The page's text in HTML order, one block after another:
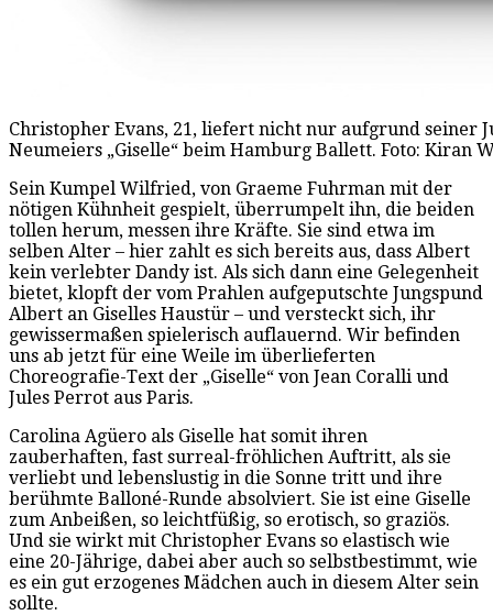
Christopher Evans, 21, liefert nicht nur aufgrund seiner
Neumeiers „Giselle“ beim Hamburg Ballett. Foto: Kiran
Sein Kumpel Wilfried, von Graeme Fuhrman mit der
nötigen Kühnheit gespielt, überrumpelt ihn, die beiden
tollen herum, messen ihre Kräfte. Sie sind etwa im
selben Alter – hier zahlt es sich bereits aus, dass Albert
kein verlebter Dandy ist. Als sich dann eine Gelegenheit
bietet, klopft der vom Prahlen aufgeputschte Jungspund
Albert an Giselles Haustür – und versteckt sich, ihr
gewissermaßen spielerisch auflauernd. Wir befinden
uns ab jetzt für eine Weile im überlieferten
Choreografie-Text der „Giselle“ von Jean Coralli und
Jules Perrot aus Paris.
Carolina Agüero als Giselle hat somit ihren
zauberhaften, fast surreal-fröhlichen Auftritt, als sie
verliebt und lebenslustig in die Sonne tritt und ihre
berühmte Balloné-Runde absolviert. Sie ist eine Giselle
zum Anbeißen, so leichtfüßig, so erotisch, so graziös.
Und sie wirkt mit Christopher Evans so elastisch wie
eine 20-Jährige, dabei aber auch so selbstbestimmt, wie
es ein gut erzogenes Mädchen auch in diesem Alter sein
sollte.